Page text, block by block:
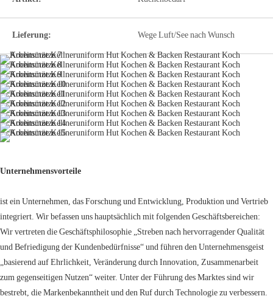
Lieferung: Wege Luft/See nach Wunsch
Unternehmensvorteile
ist ein Unternehmen, das Forschung und Entwicklung, Produktion und Vertrieb
integriert. Wir befassen uns hauptsächlich mit folgenden Geschäftsbereichen:
Wir vertreten die Geschäftsphilosophie „Streben nach hervorragender Qualität
und Befriedigung der Kundenbedürfnisse“ und führen den Unternehmensgeist
„basierend auf Ehrlichkeit, Veränderung durch Innovation, Zusammenarbeit
zum gegenseitigen Nutzen“ weiter. Unter der Führung des Marktes sind wir
bestrebt, die Markenbekanntheit und den Ruf durch Technologie zu verbessern.